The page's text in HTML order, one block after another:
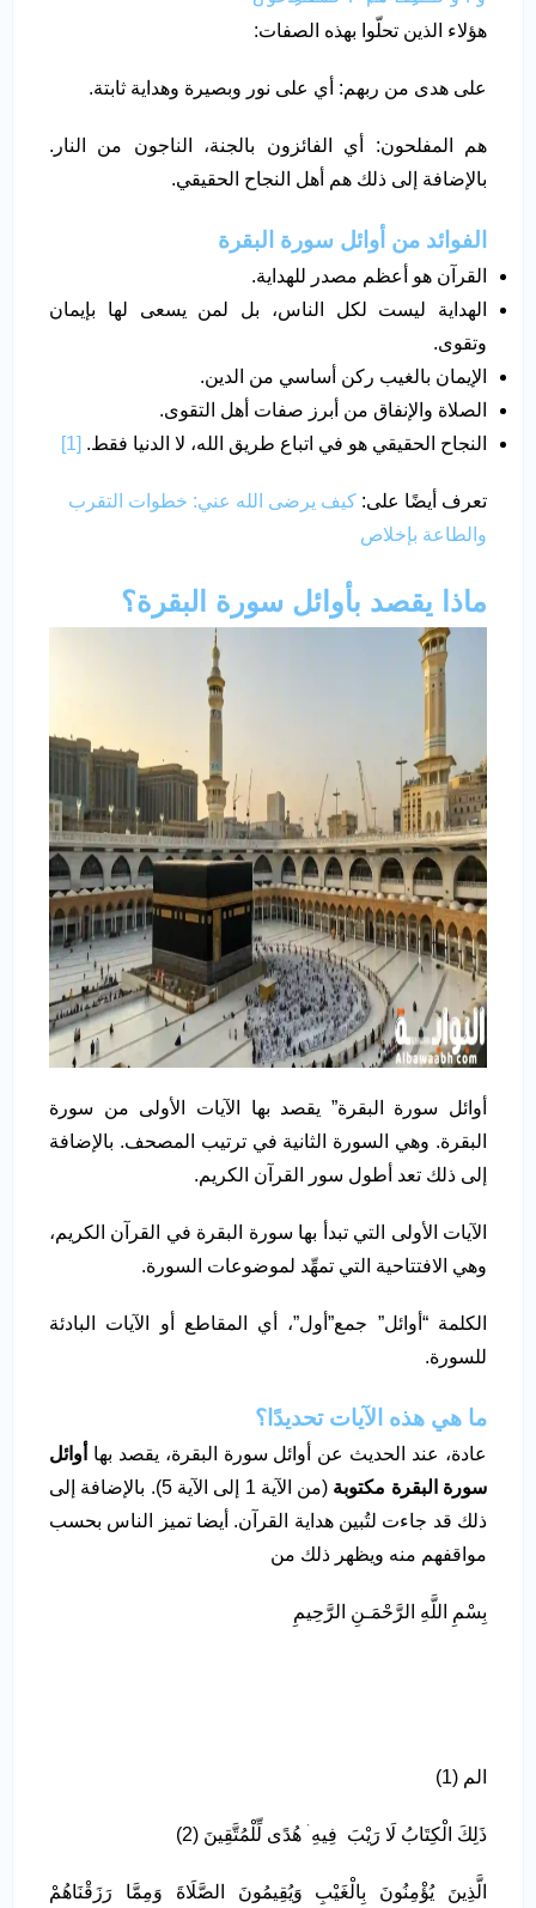
هؤلاء الذين تحلّوا بهذه الصفات:
على هدى من ربهم: أي على نور وبصيرة وهداية ثابتة.
هم المفلحون: أي الفائزون بالجنة، الناجون من النار.
بالإضافة إلى ذلك هم أهل النجاح الحقيقي.
الفوائد من أوائل سورة البقرة
القرآن هو أعظم مصدر للهداية.
الهداية ليست لكل الناس، بل لمن يسعى لها بإيمان
وتقوى.
الإيمان بالغيب ركن أساسي من الدين.
الصلاة والإنفاق من أبرز صفات أهل التقوى.
النجاح الحقيقي هو في اتباع طريق الله، لا الدنيا فقط. [1]
تعرف أيضًا على: كيف يرضى الله عني: خطوات التقرب
والطاعة بإخلاص
ماذا يقصد بأوائل سورة البقرة؟
أوائل سورة البقرة” يقصد بها الآيات الأولى من سورة
البقرة. وهي السورة الثانية في ترتيب المصحف. بالإضافة
إلى ذلك تعد أطول سور القرآن الكريم.
الآيات الأولى التي تبدأ بها سورة البقرة في القرآن الكريم،
وهي الافتتاحية التي تمهِّد لموضوعات السورة.
الكلمة “أوائل” جمع”أول”، أي المقاطع أو الآيات البادئة
للسورة.
ما هي هذه الآيات تحديدًا؟
عادة، عند الحديث عن أوائل سورة البقرة، يقصد بها أوائل
سورة البقرة مكتوبة
(من الآية 1 إلى الآية 5). بالإضافة إلى
ذلك قد جاءت لتُبين هداية القرآن. أيضا تميز الناس بحسب
مواقفهم منه ويظهر ذلك من
بِسْمِ اللَّهِ الرَّحْمَـنِ الرَّحِيمِ
الم (1)
ذَلِكَ الْكِتَابُ لَا رَيْبَ فِيهِ ۛ هُدًى لِّلْمُتَّقِينَ (2)
الَّذِينَ يُؤْمِنُونَ بِالْغَيْبِ وَيُقِيمُونَ الصَّلَاةَ وَمِمَّا رَزَقْنَاهُمْ